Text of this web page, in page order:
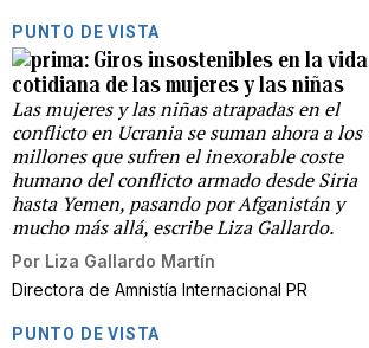
PUNTO DE VISTA
Giros insostenibles en la vida
cotidiana de las mujeres y las niñas
Las mujeres y las niñas atrapadas en el
conflicto en Ucrania se suman ahora a los
millones que sufren el inexorable coste
humano del conflicto armado desde Siria
hasta Yemen, pasando por Afganistán y
mucho más allá, escribe Liza Gallardo.
Por Liza Gallardo Martín
Directora de Amnistía Internacional PR
PUNTO DE VISTA